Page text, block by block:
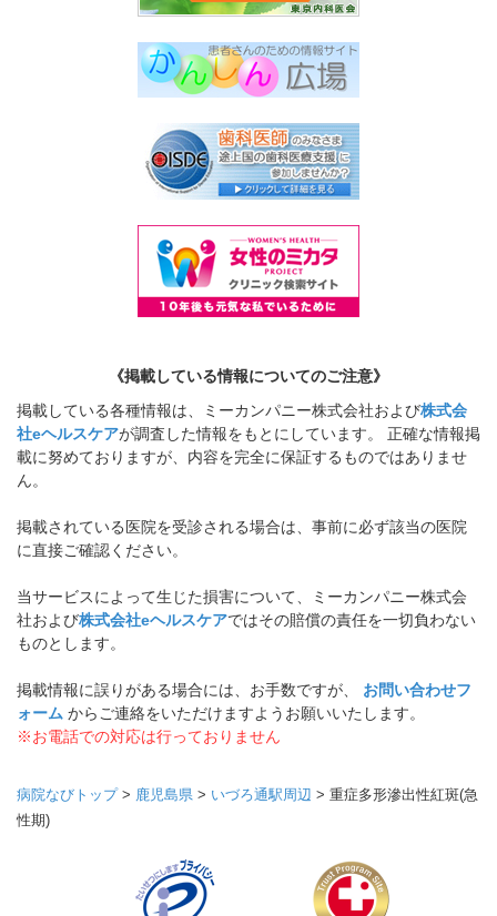
《掲載している情報についてのご注意》
掲載している各種情報は、ミーカンパニー株式会社および株式会
社eヘルスケアが調査した情報をもとにしています。 正確な情報掲
載に努めておりますが、内容を完全に保証するものではありませ
ん。
掲載されている医院を受診される場合は、事前に必ず該当の医院
に直接ご確認ください。
当サービスによって生じた損害について、ミーカンパニー株式会
社および株式会社eヘルスケアではその賠償の責任を一切負わない
ものとします。
掲載情報に誤りがある場合には、お手数ですが、 お問い合わせフ
ォーム からご連絡をいただけますようお願いいたします。
※お電話での対応は行っておりません
病院なびトップ> 鹿児島県 > いづろ通駅周辺 > 重症多形滲出性紅斑(急
性期)